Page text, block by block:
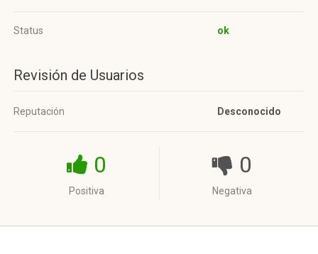
Status ok
Revisión de Usuarios
Reputación Desconocido
0
Positiva
0
Negativa